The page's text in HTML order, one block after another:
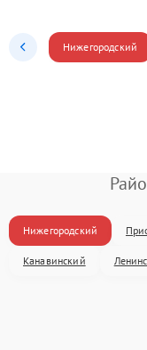
Нижегородский
Нижегородский
Канавинский